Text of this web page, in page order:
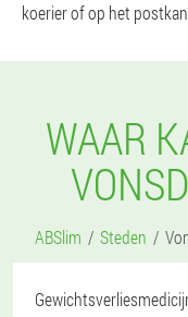
koerier of op het
WAAR
ABSlim Steden